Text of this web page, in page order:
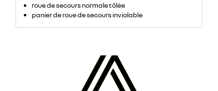
roue de secours normale tôlée
panier de roue de secours inviolable